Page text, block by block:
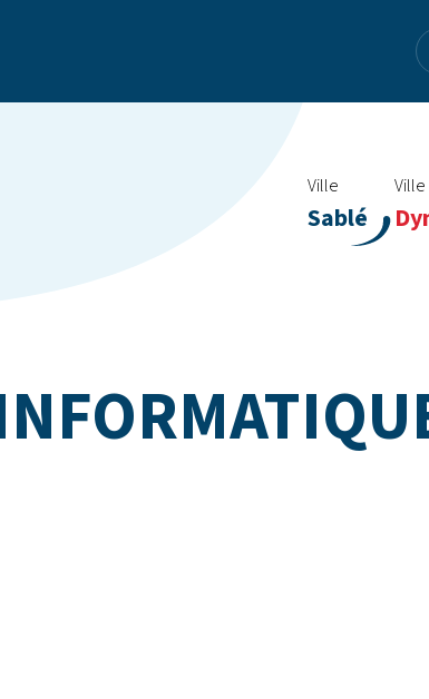
Ville
Sablé
Ville